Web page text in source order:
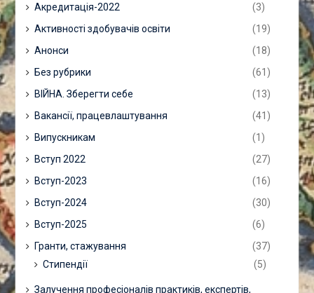
Акредитація-2022
(3)
Активності здобувачів освіти
(19)
Анонси
(18)
Без рубрики
(61)
ВІЙНА. Зберегти себе
(13)
Вакансії, працевлаштування
(41)
Випускникам
(1)
Вступ 2022
(27)
Вступ-2023
(16)
Вступ-2024
(30)
Вступ-2025
(6)
Гранти, стажування
(37)
Стипендії
(5)
Залучення професіоналів практиків, експертів,